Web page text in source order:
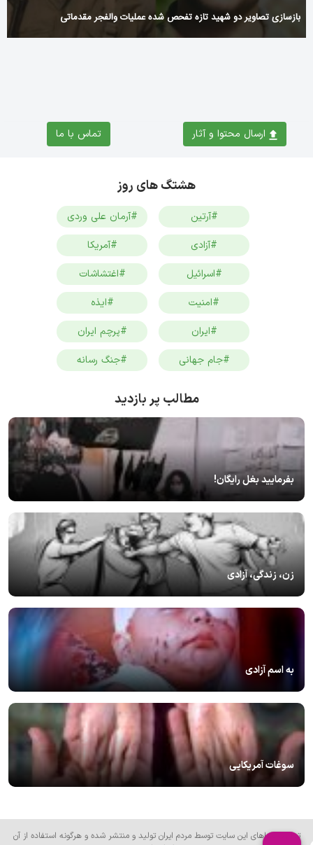
بازسازی تصاویر دو شهید تازه تفحص شده عملیات والفجر مقدماتی
ارسال محتوا و آثار تماس با ما
هشتگ های روز
#آرتین
#آرمان علی وردی
#آزادی
#آمریکا
#اسرائیل
#اغتشاشات
#امنیت
#ایذه
#ایران
#پرچم ایران
#جام جهانی
#جنگ رسانه
مطالب پر بازدید
بفرمایید بغل رایگان!
زن، زندگی، آزادی
به اسم آزادی
سوغات آمریکایی
تمام محتواهای این سایت توسط مردم ایران تولید و منتشر شده و هرگونه استفاده از آن